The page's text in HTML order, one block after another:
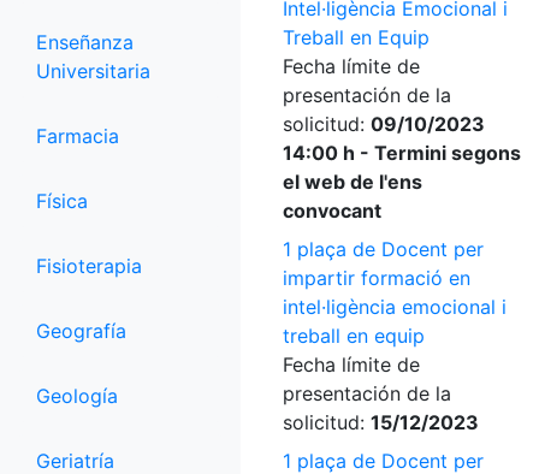
Enseñanza
Universitaria
Farmacia
Física
Fisioterapia
Geografía
Geología
Geriatría
Intel·ligència Emocional i
Treball en Equip
Fecha límite de
presentación de la
solicitud: 09/10/2023
14:00 h - Termini segons
el web de l'ens
convocant
1 plaça de Docent per
impartir formació en
intel·ligència emocional i
treball en equip
Fecha límite de
presentación de la
solicitud: 15/12/2023
1 plaça de Docent per